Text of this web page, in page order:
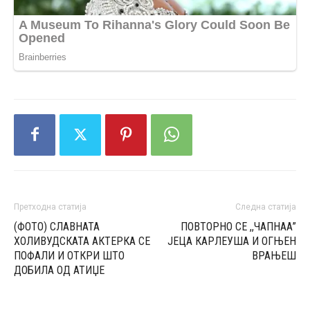
Претходна статија
(ФОТО) СЛАВНАТА
ХОЛИВУДСКАТА АКТЕРКА СЕ
ПОФАЛИ И ОТКРИ ШТО
ДОБИЛА ОД АТИЏЕ
Следна статија
ПОВТОРНО СЕ ,,ЧАПНАА”
ЈЕЦА КАРЛЕУША И ОГЊЕН
ВРАЊЕШ